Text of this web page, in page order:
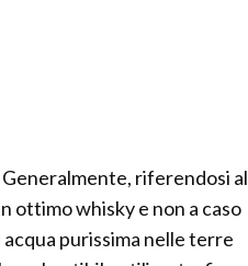
riferendosi al
ottimo whisky e non a caso
purissima nelle terre